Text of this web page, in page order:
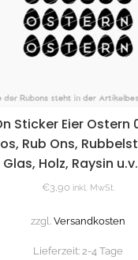
Sticker Eier Ostern
Rub Ons,
Glas, Holz, Raysin
€3,90 inkl. MwSt.
zzgl. Versandkosten
Lieferzeit: 2-4 Tage